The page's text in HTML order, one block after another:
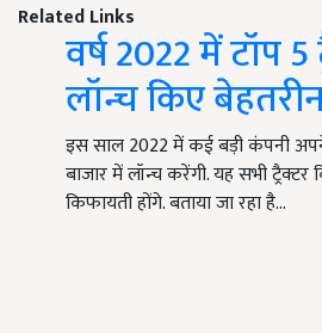
Related Links
वर्ष 2022 में टॉप
लॉन्च किए
इस साल 2022 में कई बड़ी कंपनी
बाजार में लॉन्च करेंगी. यह सभी
किफायती होंगे. बताया जा रहा है…